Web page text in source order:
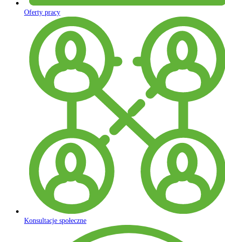
Oferty pracy
Konsultacje społeczne